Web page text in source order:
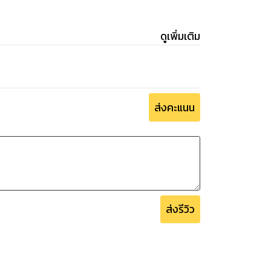
ดูเพิ่มเติม
ส่งคะแนน
ส่งรีวิว